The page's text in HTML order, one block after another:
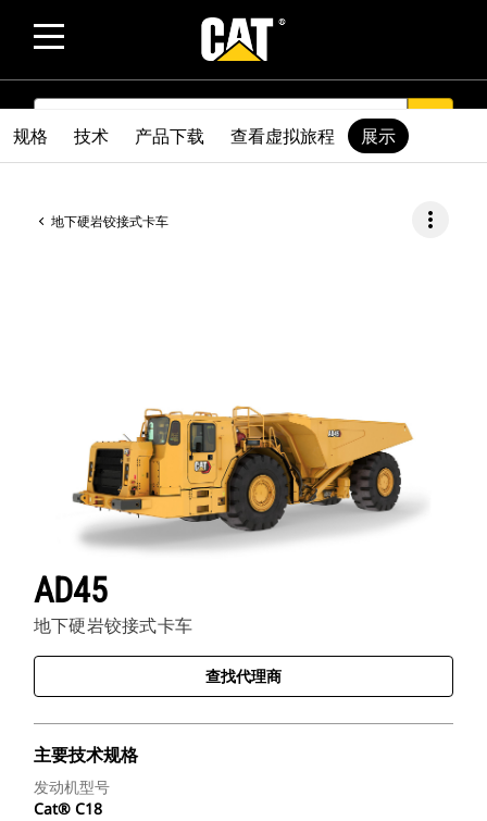
SEARCH
地下硬岩铰接式卡车 more_vert
AD45
地下硬岩铰接式卡车
查找代理商
主要技术规格
发动机型号
Cat® C18
规格 技术 产品下载 查看虚拟旅程 展示